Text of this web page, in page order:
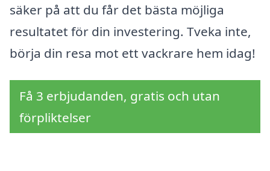
säker på att du får det bästa möjliga
resultatet för din investering. Tveka inte,
börja din resa mot ett vackrare hem idag!
Få 3 erbjudanden, gratis och utan
förpliktelser